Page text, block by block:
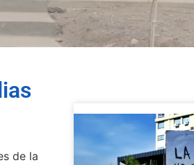
de la